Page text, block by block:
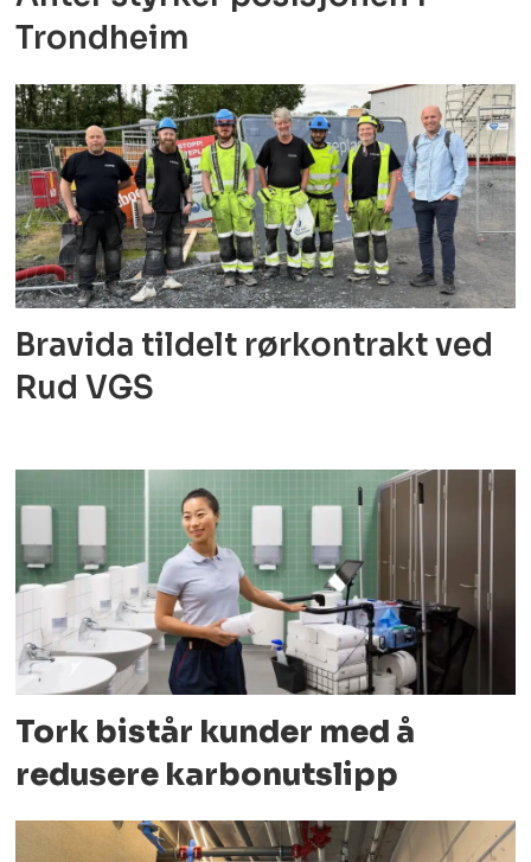
Trondheim
Bravida tildelt rørkontrakt ved
Rud VGS
Tork bistår kunder med å
redusere karbonutslipp